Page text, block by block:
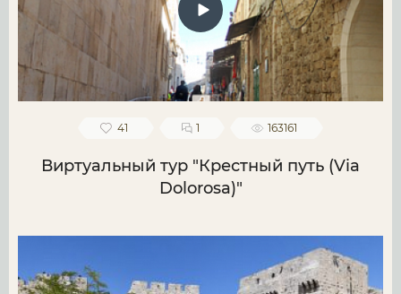
41 1 163161
Виртуальный тур "Крестный путь (Via
Dolorosa)"